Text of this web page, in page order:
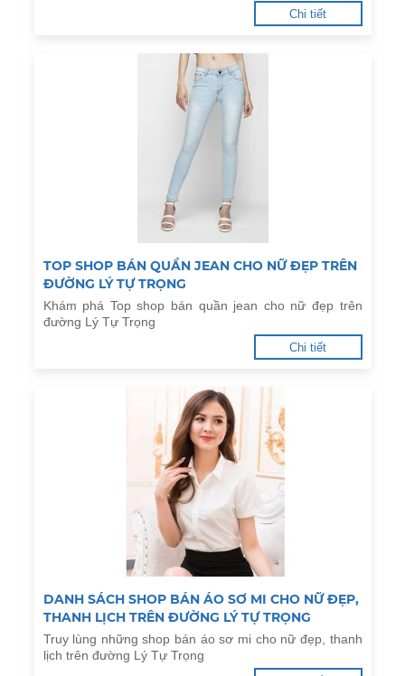
Chi tiết
TOP SHOP BÁN QUẦN JEAN CHO NỮ ĐẸP TRÊN
ĐƯỜNG LÝ TỰ TRỌNG
Khám phá Top shop bán quần jean cho nữ đẹp trên
đường Lý Tự Trọng
Chi tiết
DANH SÁCH SHOP BÁN ÁO SƠ MI CHO NỮ ĐẸP,
THANH LỊCH TRÊN ĐƯỜNG LÝ TỰ TRỌNG
Truy lùng những shop bán áo sơ mi cho nữ đẹp, thanh
lịch trên đường Lý Tự Trọng